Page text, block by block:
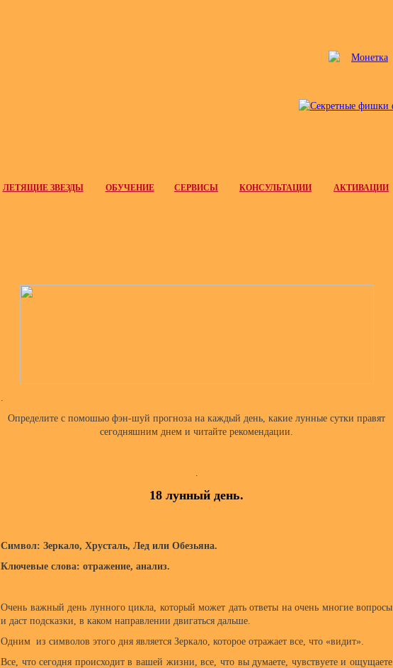
ЛЕТЯЩИЕ ЗВЕЗДЫ ОБУЧЕНИЕ СЕРВИСЫ КОНСУЛЬТАЦИИ АКТИВАЦИИ
.
Определите с помошью фэн-шуй прогноза на каждый день, какие лунные сутки правят
сегодняшним днем и читайте рекомендации.
.
18 лунный день.
Символ: Зеркало, Хрусталь, Лед или Обезьяна.
Ключевые слова: отражение, анализ.
Очень важный день лунного цикла, который может дать ответы на очень многие вопросы
и даст подсказки, в каком направлении двигаться дальше.
Одним из символов этого дня является Зеркало, которое отражает все, что «видит».
Все, что сегодня происходит в вашей жизни, все, что вы думаете, чувствуете и ощущаете